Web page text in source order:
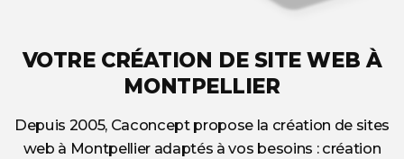
VOTRE CRÉATION DE SITE WEB À
MONTPELLIER
Depuis 2005, Caconcept propose la création de sites
web à Montpellier adaptés à vos besoins : création